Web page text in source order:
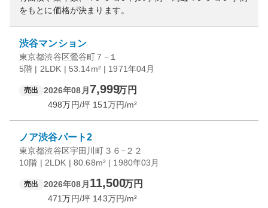
をもとに価格が決まります。
渋谷マンション
東京都渋谷区鶯谷町７−１
5階 | 2LDK | 53.14m² | 1971年04月
売出 2026年08月 7,999万円
498万円/坪 151万円/m²
ノア渋谷パート2
東京都渋谷区宇田川町３６−２２
10階 | 2LDK | 80.68m² | 1980年03月
売出 2026年08月 11,500万円
471万円/坪 143万円/m²